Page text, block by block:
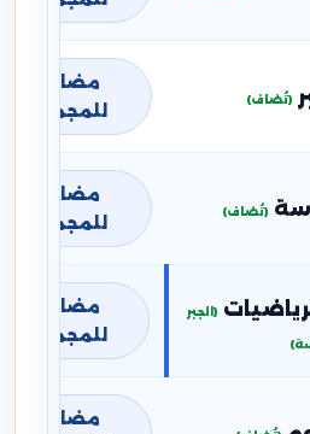
(تُضاف)
مضافة
للمجموع
(تُضاف)
مضافة
للمجموع
(الجبر
مضافة
للمجموع
مضافة